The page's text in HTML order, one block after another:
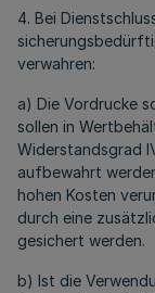
4. Bei
verwahren:
a) Die Vordrucke
sollen in
Widerstandsgrad
aufbewahrt
hohen Kosten
durch eine
gesichert werden.
b) Ist die